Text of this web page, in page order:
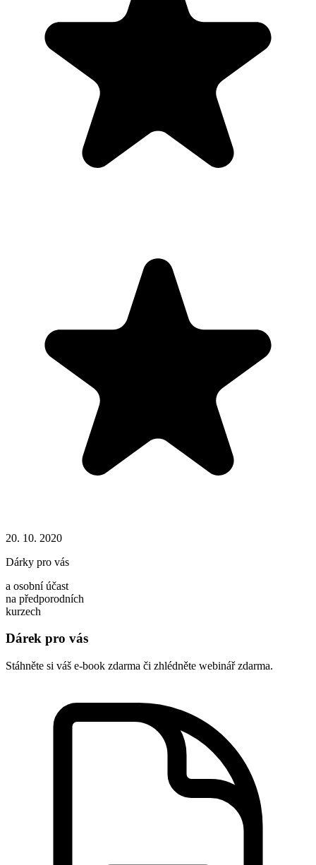
20. 10. 2020
Dárky pro vás
a osobní účast
na předporodních
kurzech
Dárek pro vás
Stáhněte si váš e-book zdarma či zhlédněte webinář zdarma.